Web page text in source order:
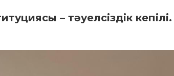
– тәуелсіздік кепілі.